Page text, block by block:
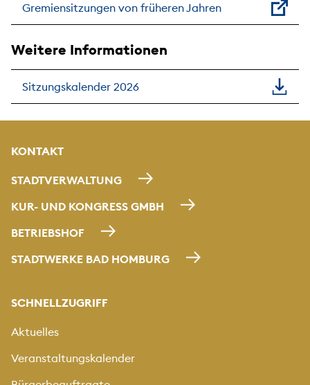
Gremiensitzungen von früheren Jahren
Weitere Informationen
Sitzungskalender 2026
KONTAKT
STADTVERWALTUNG
KUR- UND KONGRESS GMBH
BETRIEBSHOF
STADTWERKE BAD HOMBURG
SCHNELLZUGRIFF
Aktuelles
Veranstaltungskalender